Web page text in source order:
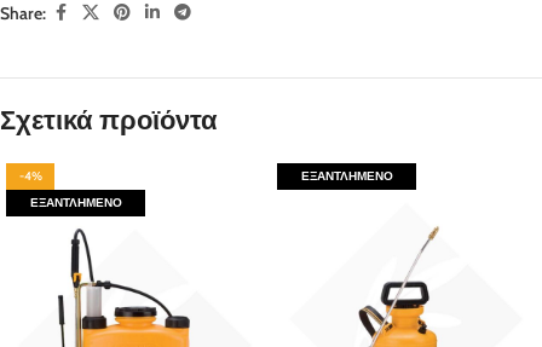
Share:
Σχετικά προϊόντα
-4%
ΕΞΑΝΤΛΗΜΈΝΟ
ΕΞΑΝΤΛΗΜΈΝΟ